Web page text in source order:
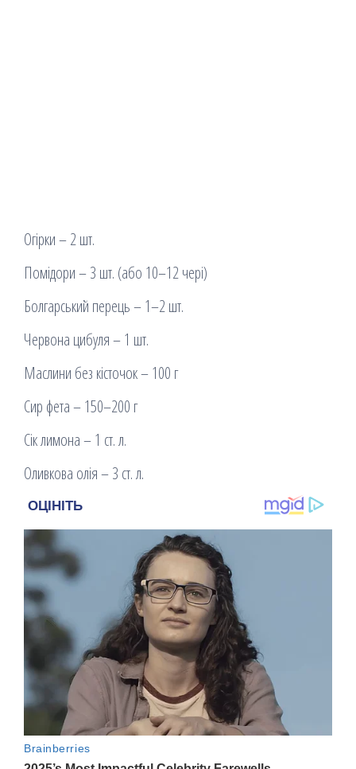
Огірки – 2 шт.
Помідори – 3 шт. (або 10–12 чері)
Болгарський перець – 1–2 шт.
Червона цибуля – 1 шт.
Маслини без кісточок – 100 г
Сир фета – 150–200 г
Сік лимона – 1 ст. л.
Оливкова олія – 3 ст. л.